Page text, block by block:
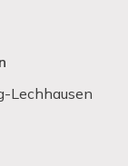
Lechhausen